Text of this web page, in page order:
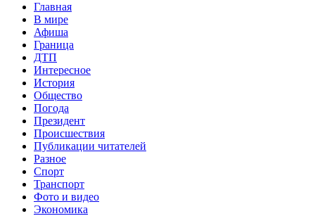
Главная
В мире
Афиша
Граница
ДТП
Интересное
История
Общество
Погода
Президент
Происшествия
Публикации читателей
Разное
Спорт
Транспорт
Фото и видео
Экономика